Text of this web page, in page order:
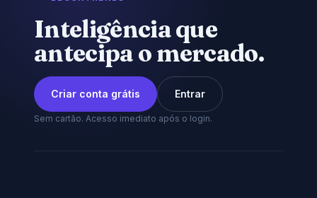
Inteligência que
antecipa o mercado.
Criar conta grátis Entrar
Sem cartão. Acesso imediato após o login.